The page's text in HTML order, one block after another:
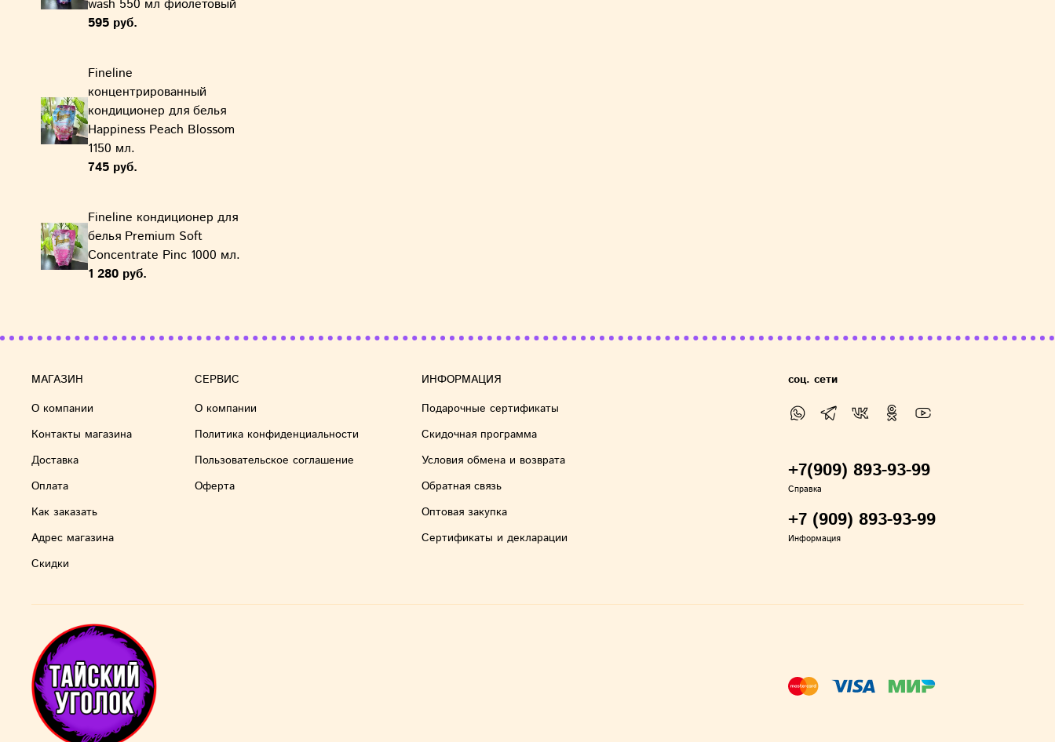
wash 550 мл фиолетовый
595 руб.
Fineline
концентрированный
кондиционер для белья
Happiness Peach Blossom
1150 мл.
745 руб.
Fineline кондиционер для
белья Premium Soft
Concentrate Pinc 1000 мл.
1 280 руб.
МАГАЗИН
О компании
Контакты магазина
Доставка
Оплата
Как заказать
Адрес магазина
Скидки
СЕРВИС
О компании
Политика конфиденциальности
Пользовательское соглашение
Оферта
ИНФОРМАЦИЯ
Подарочные сертификаты
Скидочная программа
Условия обмена и возврата
Обратная связь
Оптовая закупка
Сертификаты и декларации
соц. сети
+7(909) 893-93-99
Справка
+7 (909) 893-93-99
Информация